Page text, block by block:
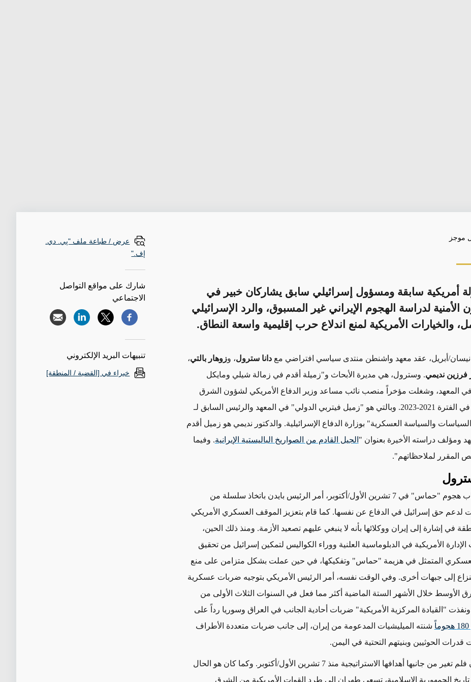
موجز
أمريكية سابقة ومسؤول إسرائيلي سابق يشاركان خبير في
الأمنية لدراسة الهجوم الإيراني غير المسبوق، والرد الإسرائيلي
والخيارات الأمريكية لمنع اندلاع حرب إقليمية واسعة النطاق.
دانا سترول، وزوهار بالتي،
فرزين نديمي. وسترول،هي مديرة الأبحاث و"زميلة أقدم في زمالة شيلي ومايكل
في المعهد، وشغلت مؤخراً منصب نائب مساعد وزير الدفاع الأمريكي لشؤون الشرق
2021-2023
. وبالتيهو "زميل فيتربي الدولي" في المعهد والرئيس السابق لـ
والسياسة العسكرية" بوزارة الدفاع الإسرائيلية. والدكتور نديمي هو زميل أقدم
ومؤلف دراسته الأخيرة بعنوان " الجيل القادم من الصواريخ الباليستية الإيرانية. وفيما
المقرر لملاحظاتهم".
في أعقاب هجوم "حماس" في 7 تشرين الأول/أكتوبر، أمر الرئيس بايدن باتخاذ سلسلة من
لدعم حق إسرائيل في الدفاع عن نفسها. كما قام بتعزيز الموقف العسكري الأمريكي
في إشارة إلى إيران ووكلائها بأنه لا ينبغي عليهم تصعيد الأزمة. ومنذ ذلك الحين،
الأمريكية في الدبلوماسية العلنية ووراء الكواليس لتمكين إسرائيل من تحقيق
المتمثل في هزيمة "حماس" وتفكيكها، في حين عملت بشكل متزامن على منع
إلى جبهات أخرى. وفي الوقت نفسه، أمر الرئيس الأمريكي بتوجيه ضربات عسكرية
الأوسط خلال الأشهر الستة الماضية أكثر مما فعل في السنوات الثلاث الأولى من
"القيادة المركزية الأمريكية" ضربات أحادية الجانب في العراق وسوريا رداً على
شنته الميليشيات المدعومة من إيران، إلى جانب ضربات متعددة الأطراف
قدرات الحوثيين وبنيتهم التحتية في اليمن.
تغير من جانبها أهدافها الاستراتيجية منذ 7 تشرين الأول/أكتوبر. وكما كان هو الحال
الجمهورية الإسلامية، تسعى طهران إلى طرد القوات الأمريكية من الشرق
عرض / طباعة ملف "پي. دي.
إف."
شارك على مواقع التواصل
الاجتماعي
تنبيهات البريد الإلكتروني
خبراء في [القضية / المنطقة]